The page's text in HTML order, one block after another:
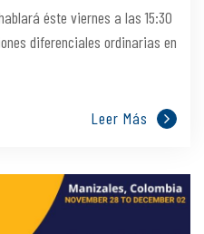
éste viernes a las 15:30
diferenciales ordinarias en
Leer Más